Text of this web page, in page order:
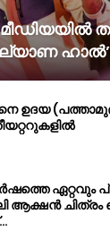
ഹാൽ’
ഉദയ
ഏറ്റവും
ആക്ഷൻ ചിത്രം